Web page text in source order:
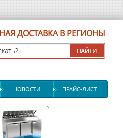
ДОСТАВКА В РЕГИОНЫ
НОВОСТИ ПРАЙС-ЛИСТ